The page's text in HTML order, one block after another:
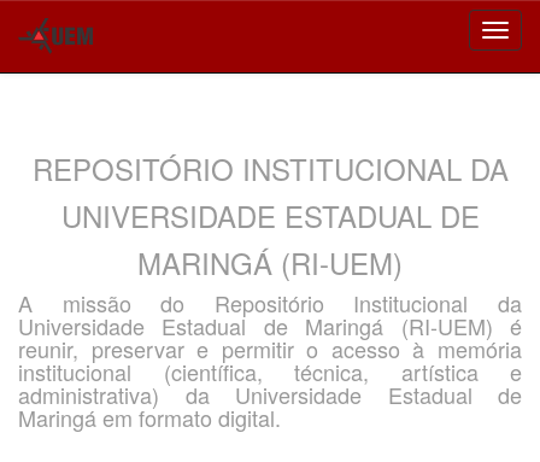
REPOSITÓRIO INSTITUCIONAL DA
UNIVERSIDADE ESTADUAL DE
MARINGÁ (RI-UEM)
A missão do Repositório Institucional da
Universidade Estadual de Maringá (RI-UEM) é
reunir, preservar e permitir o acesso à memória
institucional (científica, técnica, artística e
administrativa) da Universidade Estadual de
Maringá em formato digital.